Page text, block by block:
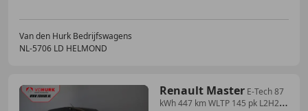
Van den Hurk Bedrijfswagens
NL-5706 LD HELMOND
Renault Master E-Tech 87
kWh 447 km WLTP 145 pk L2H2